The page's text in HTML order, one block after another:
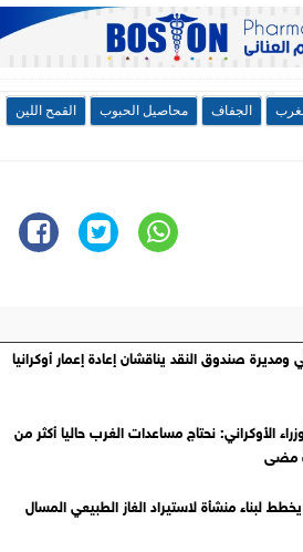
الجفاف محاصيل الحبوب
القمح اللين
ومديرة صندوق النقد يناقشان إعادة إعمار أوكرانيا
الأوكراني: نحتاج مساعدات الغرب حاليا أكثر من
مضى
لبناء منشأة لاستيراد الغاز الطبيعي المسال